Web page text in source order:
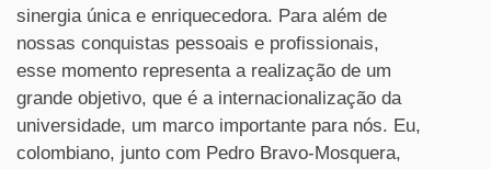
sinergia única e enriquecedora. Para além de
nossas conquistas pessoais e profissionais,
esse momento representa a realização de um
grande objetivo, que é a internacionalização da
universidade, um marco importante para nós. Eu,
colombiano, junto com Pedro Bravo-Mosquera,